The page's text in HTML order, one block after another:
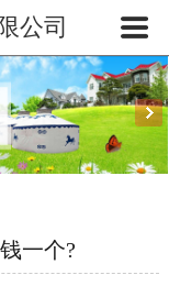
站首页
古包产品
蒙古包订制
务范围
公司
一个?